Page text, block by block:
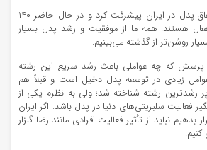
وی افزود: پس از این اتفاق پدل در ایران پیشرفت کرد و در حال حاضر ۱۴۰
فعال هستند. همه ما از موفقیت و رشد پدل بسیار
روشن‌تر از گذشته می‌بینیم.
که چه عواملی باعث رشد سریع این رشته
زیادی در توسعه پدل دخیل است و قبلاً هم
گفتم که پدل در قرن ۲۱ پر رشدترین رشته شناخته شد؛ ولی به نظرم یکی از
فعالیت سلبریتی‌های دنیا در پدل باشد. اگر ایران
بدهیم نباید از تأثیر فعالیت افرادی مانند رضا گلزار